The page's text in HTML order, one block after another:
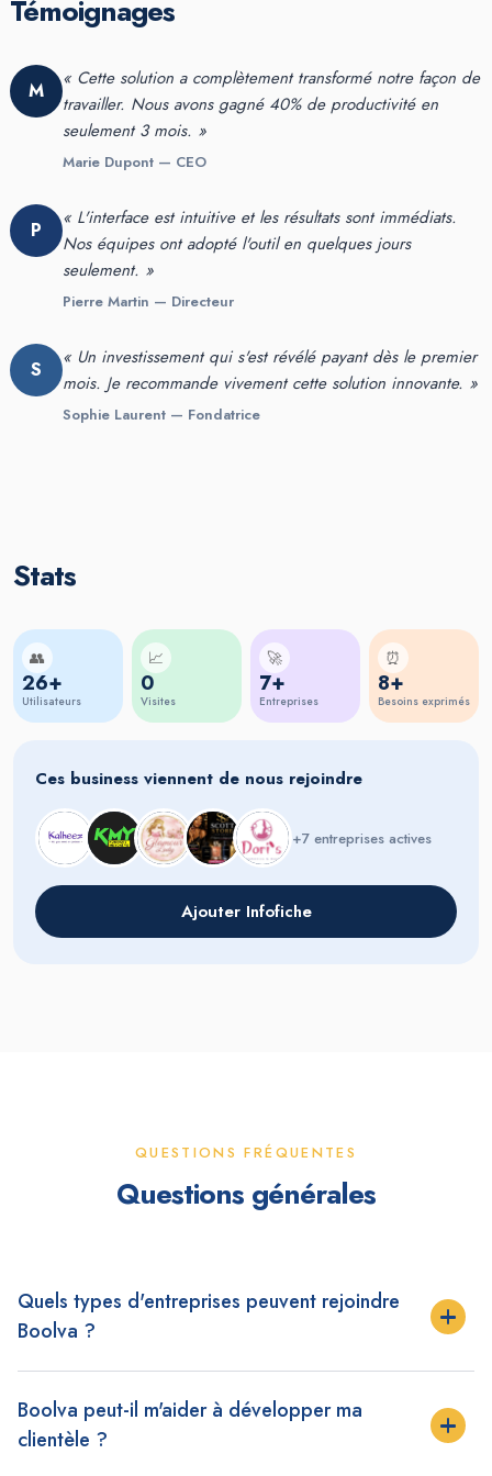
Témoignages
M
« Cette solution a complètement transformé notre façon de
travailler. Nous avons gagné 40% de productivité en
seulement 3 mois. »
Marie Dupont — CEO
P
« L'interface est intuitive et les résultats sont immédiats.
Nos équipes ont adopté l'outil en quelques jours
seulement. »
Pierre Martin — Directeur
S
« Un investissement qui s'est révélé payant dès le premier
mois. Je recommande vivement cette solution innovante. »
Sophie Laurent — Fondatrice
Stats
👥
26+
Utilisateurs
📈
0
Visites
🚀
7+
Entreprises
⏰
8+
Besoins exprimés
Ces business viennent de nous rejoindre
+7 entreprises actives
Ajouter Infofiche
QUESTIONS FRÉQUENTES
Questions générales
Quels types d'entreprises peuvent rejoindre
Boolva ?
peut créer une infofiche : commerces, artisans,
prestataires, restaurants, et bien plus encore.
Boolva peut-il m'aider à développer ma
clientèle ?